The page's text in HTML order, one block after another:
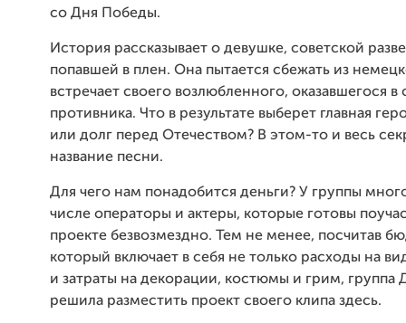
со Дня Победы.
История рассказывает о девушке, советской
попавшей в плен. Она пытается сбежать из
встречает своего возлюбленного, оказавшегося в
противника. Что в результате выберет главная
или долг перед Отечеством? В этом-то и весь
название песни.
Для чего нам понадобится деньги? У группы
числе операторы и актеры, которые готовы
проекте безвозмездно. Тем не менее, посчитав
который включает в себя не только расходы на
и затраты на декорации, костюмы и грим, группа
решила разместить проект своего клипа здесь.